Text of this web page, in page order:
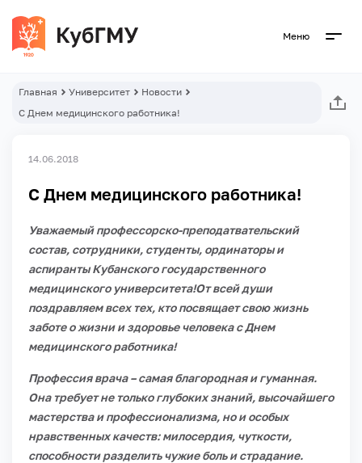
Меню
Главная Университет
Новости
С Днем медицинского работника!
14.06.2018
С Днем медицинского работника!
Уважаемый профессорско-преподатвательский
состав, сотрудники, студенты, ординаторы и
аспиранты Кубанского государственного
медицинского университета!От всей души
поздравляем всех тех, кто посвящает свою жизнь
заботе о жизни и здоровье человека с Днем
медицинского работника!
Профессия врача – самая благородная и гуманная.
Она требует не только глубоких знаний, высочайшего
мастерства и профессионализма, но и особых
нравственных качеств: милосердия, чуткости,
способности разделить чужие боль и страдание.